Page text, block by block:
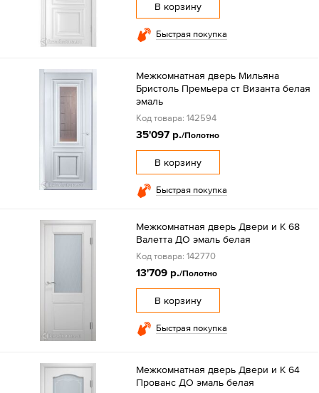
В корзину
Быстрая покупка
Межкомнатная дверь Мильяна
Бристоль Премьера ст Византа белая
эмаль
Код товара: 142594
35'097 р./Полотно
В корзину
Быстрая покупка
Межкомнатная дверь Двери и К 68
Валетта ДО эмаль белая
Код товара: 142770
13'709 р./Полотно
В корзину
Быстрая покупка
Межкомнатная дверь Двери и К 64
Прованс ДО эмаль белая